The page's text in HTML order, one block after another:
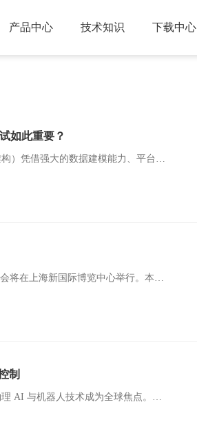
产品中心 技术知识 下载中心
如此重要？
在智能制造和工业 4.0 的浪潮下，OPC UA（开放平台通信统一架构）凭借强大的数据建模能力、平台无关性以及高安全性，已经成为连接传感器、PLC、DCS 到 MES、ERP 等系统的主流数据通道。西门子、施耐德、中控等国内外工业巨头均将其作为标准接口。然而，不少工控研发工程师在实际项目落地时，常会遇到这样的困惑：「我们的设备明明是严格按照 OPC UA 规范开发的，为什么对接某厂商的 Client/Server 时，还是会出现数据解
2026年7月8-10日，AHTE 2026上海国际工业装配与传输技术展览会将在上海新国际博览中心举行。本届展会将汇聚全球领先的装配技术、自动化解决方案及智能物流系统，为工业制造领域带来前沿的创新成果。 盟通科技（Motrotech）将携最新产品——fe.screen-sim 虚拟调试软件亮相本届展会，并在W4-I10展位恭候各位新老朋友莅临交流。
制
伴随着 COMPUTEX 2026 与 NVIDIA GTC Taipei 大会的开幕，物理 AI 与机器人技术成为全球焦点。本文从 NVIDIA 官方生态视角出发，深度解析 EC-Master 硬实时 EtherCAT 通信方案如何打通 Jetson 边缘算力到机器人执行端的“最后一公里”，看硬实时通信如何成为物理 AI 时代不可或缺的中枢神经。